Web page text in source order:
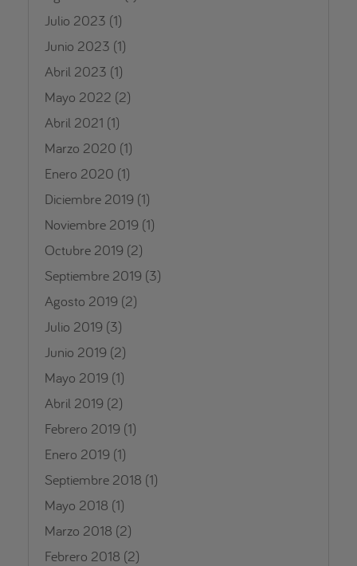
Julio 2023 (1)
Junio 2023 (1)
Abril 2023 (1)
Mayo 2022 (2)
Abril 2021 (1)
Marzo 2020 (1)
Enero 2020 (1)
Diciembre 2019 (1)
Noviembre 2019 (1)
Octubre 2019 (2)
Septiembre 2019 (3)
Agosto 2019 (2)
Julio 2019 (3)
Junio 2019 (2)
Mayo 2019 (1)
Abril 2019 (2)
Febrero 2019 (1)
Enero 2019 (1)
Septiembre 2018 (1)
Mayo 2018 (1)
Marzo 2018 (2)
Febrero 2018 (2)